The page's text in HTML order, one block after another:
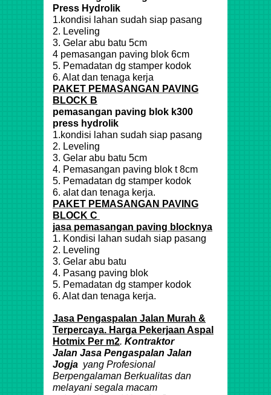
Press Hydrolik
1.kondisi lahan sudah siap pasang
2. Leveling
3. Gelar abu batu 5cm
4 pemasangan paving blok 6cm
5. Pemadatan dg stamper kodok
6. Alat dan tenaga kerja
PAKET PEMASANGAN PAVING
BLOCK B
pemasangan paving blok k300
press hydrolik
1.kondisi lahan sudah siap pasang
2. Leveling
3. Gelar abu batu 5cm
4. Pemasangan paving blok t 8cm
5. Pemadatan dg stamper kodok
6. alat dan tenaga kerja.
PAKET PEMASANGAN PAVING
BLOCK C
jasa pemasangan paving blocknya
1. Kondisi lahan sudah siap pasang
2. Leveling
3. Gelar abu batu
4. Pasang paving blok
5. Pemadatan dg stamper kodok
6. Alat dan tenaga kerja.
Jasa Pengaspalan Jalan Murah &
Terpercaya. Harga Pekerjaan Aspal
Hotmix Per m2. Kontraktor
Jalan Jasa Pengaspalan Jalan
Jogja yang Profesional
Berpengalaman Berkualitas dan
melayani segala macam